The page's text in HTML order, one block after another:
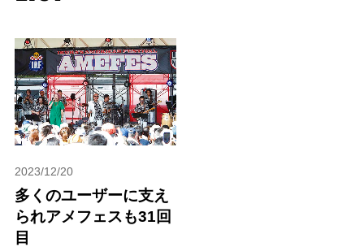
2023/12/20
多くのユーザーに支え
られアメフェスも31回
目